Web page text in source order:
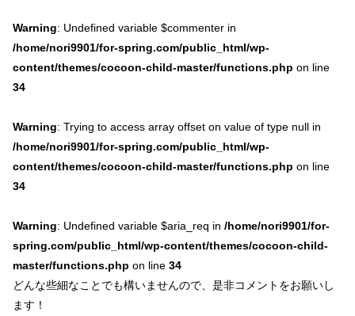
Warning: Undefined variable $commenter in
/home/nori9901/for-spring.com/public_html/wp-
content/themes/cocoon-child-master/functions.php on line
34
Warning: Trying to access array offset on value of type null in
/home/nori9901/for-spring.com/public_html/wp-
content/themes/cocoon-child-master/functions.php on line
34
Warning: Undefined variable $aria_req in /home/nori9901/for-
spring.com/public_html/wp-content/themes/cocoon-child-
master/functions.php on line 34
どんな些細なことでも構いませんので、是非コメントをお願いし
ます！